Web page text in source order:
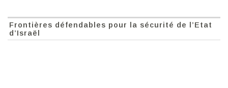
Frontières défendables pour la sécurité de l’Etat
d’Israël